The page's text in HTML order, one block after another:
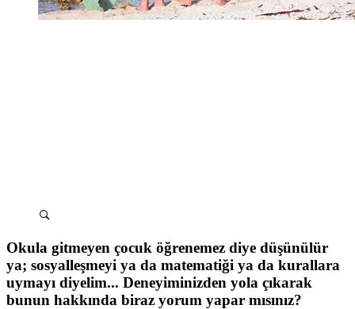
Okula gitmeyen çocuk öğrenemez diye düşünülür
ya; sosyalleşmeyi ya da matematiği ya da kurallara
uymayı diyelim... Deneyiminizden yola çıkarak
bunun hakkında biraz yorum yapar mısınız?